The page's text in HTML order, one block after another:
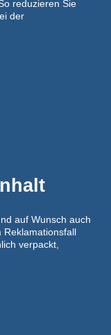
reduzieren Sie
der
auf Wunsch auch
Reklamationsfall
verpackt,